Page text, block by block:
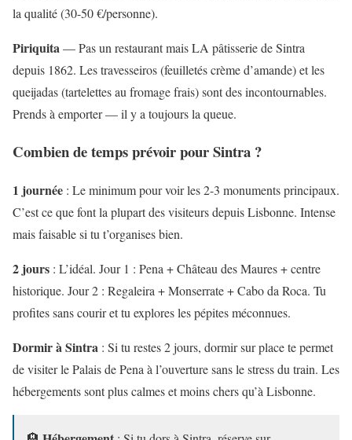
la qualité (30-50 €/personne).
Piriquita— Pas un restaurant mais LA pâtisserie de Sintra
depuis 1862. Les travesseiros (feuilletés crème d’amande) et les
queijadas (tartelettes au fromage frais) sont des incontournables.
Prends à emporter — il y a toujours la queue.
Combien de temps prévoir pour Sintra ?
1 journée : Le minimum pour voir les 2-3 monuments principaux.
C’est ce que font la plupart des visiteurs depuis Lisbonne. Intense
mais faisable si tu t’organises bien.
2 jours : L’idéal. Jour 1 : Pena + Château des Maures + centre
historique. Jour 2 : Regaleira + Monserrate + Cabo da Roca. Tu
profites sans courir et tu explores les pépites méconnues.
Dormir à Sintra : Si tu restes 2 jours, dormir sur place te permet
de visiter le Palais de Pena à l’ouverture sans le stress du train. Les
hébergements sont plus calmes et moins chers qu’à Lisbonne.